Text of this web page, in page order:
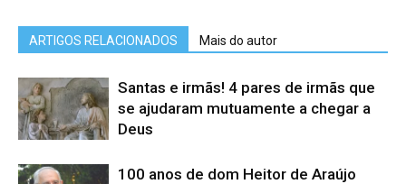
ARTIGOS RELACIONADOS Mais do autor
Santas e irmãs! 4 pares de irmãs que
se ajudaram mutuamente a chegar a
Deus
100 anos de dom Heitor de Araújo